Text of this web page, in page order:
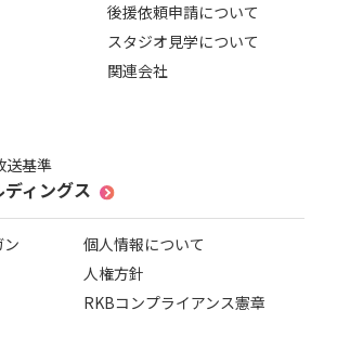
送基準
後援依頼申請について
スタジオ見学について
関連会社
ィングス
個人情報について
人権方針
RKBコンプライアンス憲章